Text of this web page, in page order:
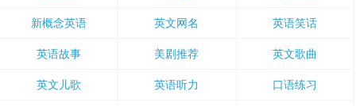
新概念英语 英文网名 英语笑话
英语故事 美剧推荐 英文歌曲
英文儿歌 英语听力 口语练习